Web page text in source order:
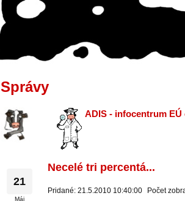
Správy
ADIS - infocentrum
21
Máj
Necelé tri percentá...
Pridané: 21.5.2010 10:40:00 Počet